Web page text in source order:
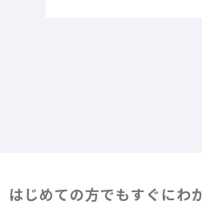
はじめての方でもすぐにわ